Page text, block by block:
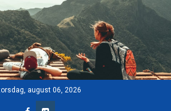
august 06, 2026